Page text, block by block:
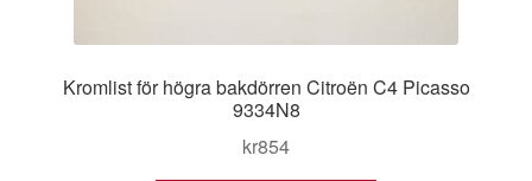
Kromlist för högra bakdörren Citroën C4 Picasso
9334N8
kr854